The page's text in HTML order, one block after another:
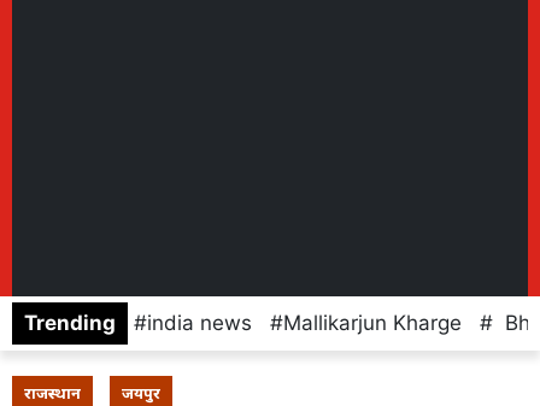
Trending india news Mallikarjun Kharge
राजस्थान जयपुर